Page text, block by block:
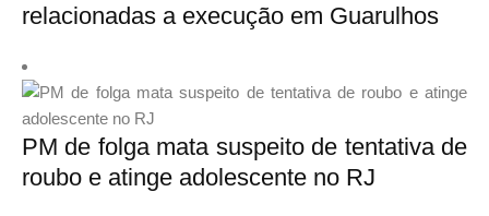
relacionadas a execução em Guarulhos
PM de folga mata suspeito de tentativa de
roubo e atinge adolescente no RJ